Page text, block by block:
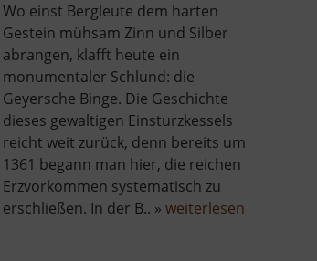
Wo einst Bergleute dem harten
Gestein mühsam Zinn und Silber
abrangen, klafft heute ein
monumentaler Schlund: die
Geyersche Binge. Die Geschichte
dieses gewaltigen Einsturzkessels
reicht weit zurück, denn bereits um
1361 begann man hier, die reichen
Erzvorkommen systematisch zu
erschließen. In der B.. » weiterlesen